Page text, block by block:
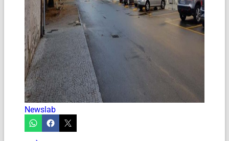
Newslab